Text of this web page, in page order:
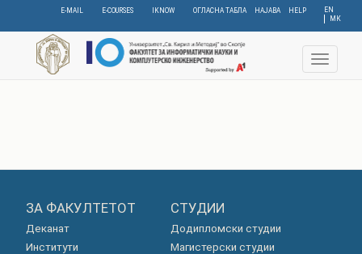
content
EN
МК
E-MAIL E-COURSES IKNOW ОГЛАСНА ТАБЛА НАЈАВА HELP
Toggle
ЗА ФАКУЛТЕТОТ
Деканат
Институти
СТУДИИ
Додипломски студии
Магистерски студии